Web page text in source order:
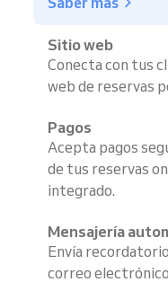
Sitio web
Conecta con tus
web de reservas
Pagos
Acepta pagos
de tus reservas
integrado.
Mensajería
Envía
correo